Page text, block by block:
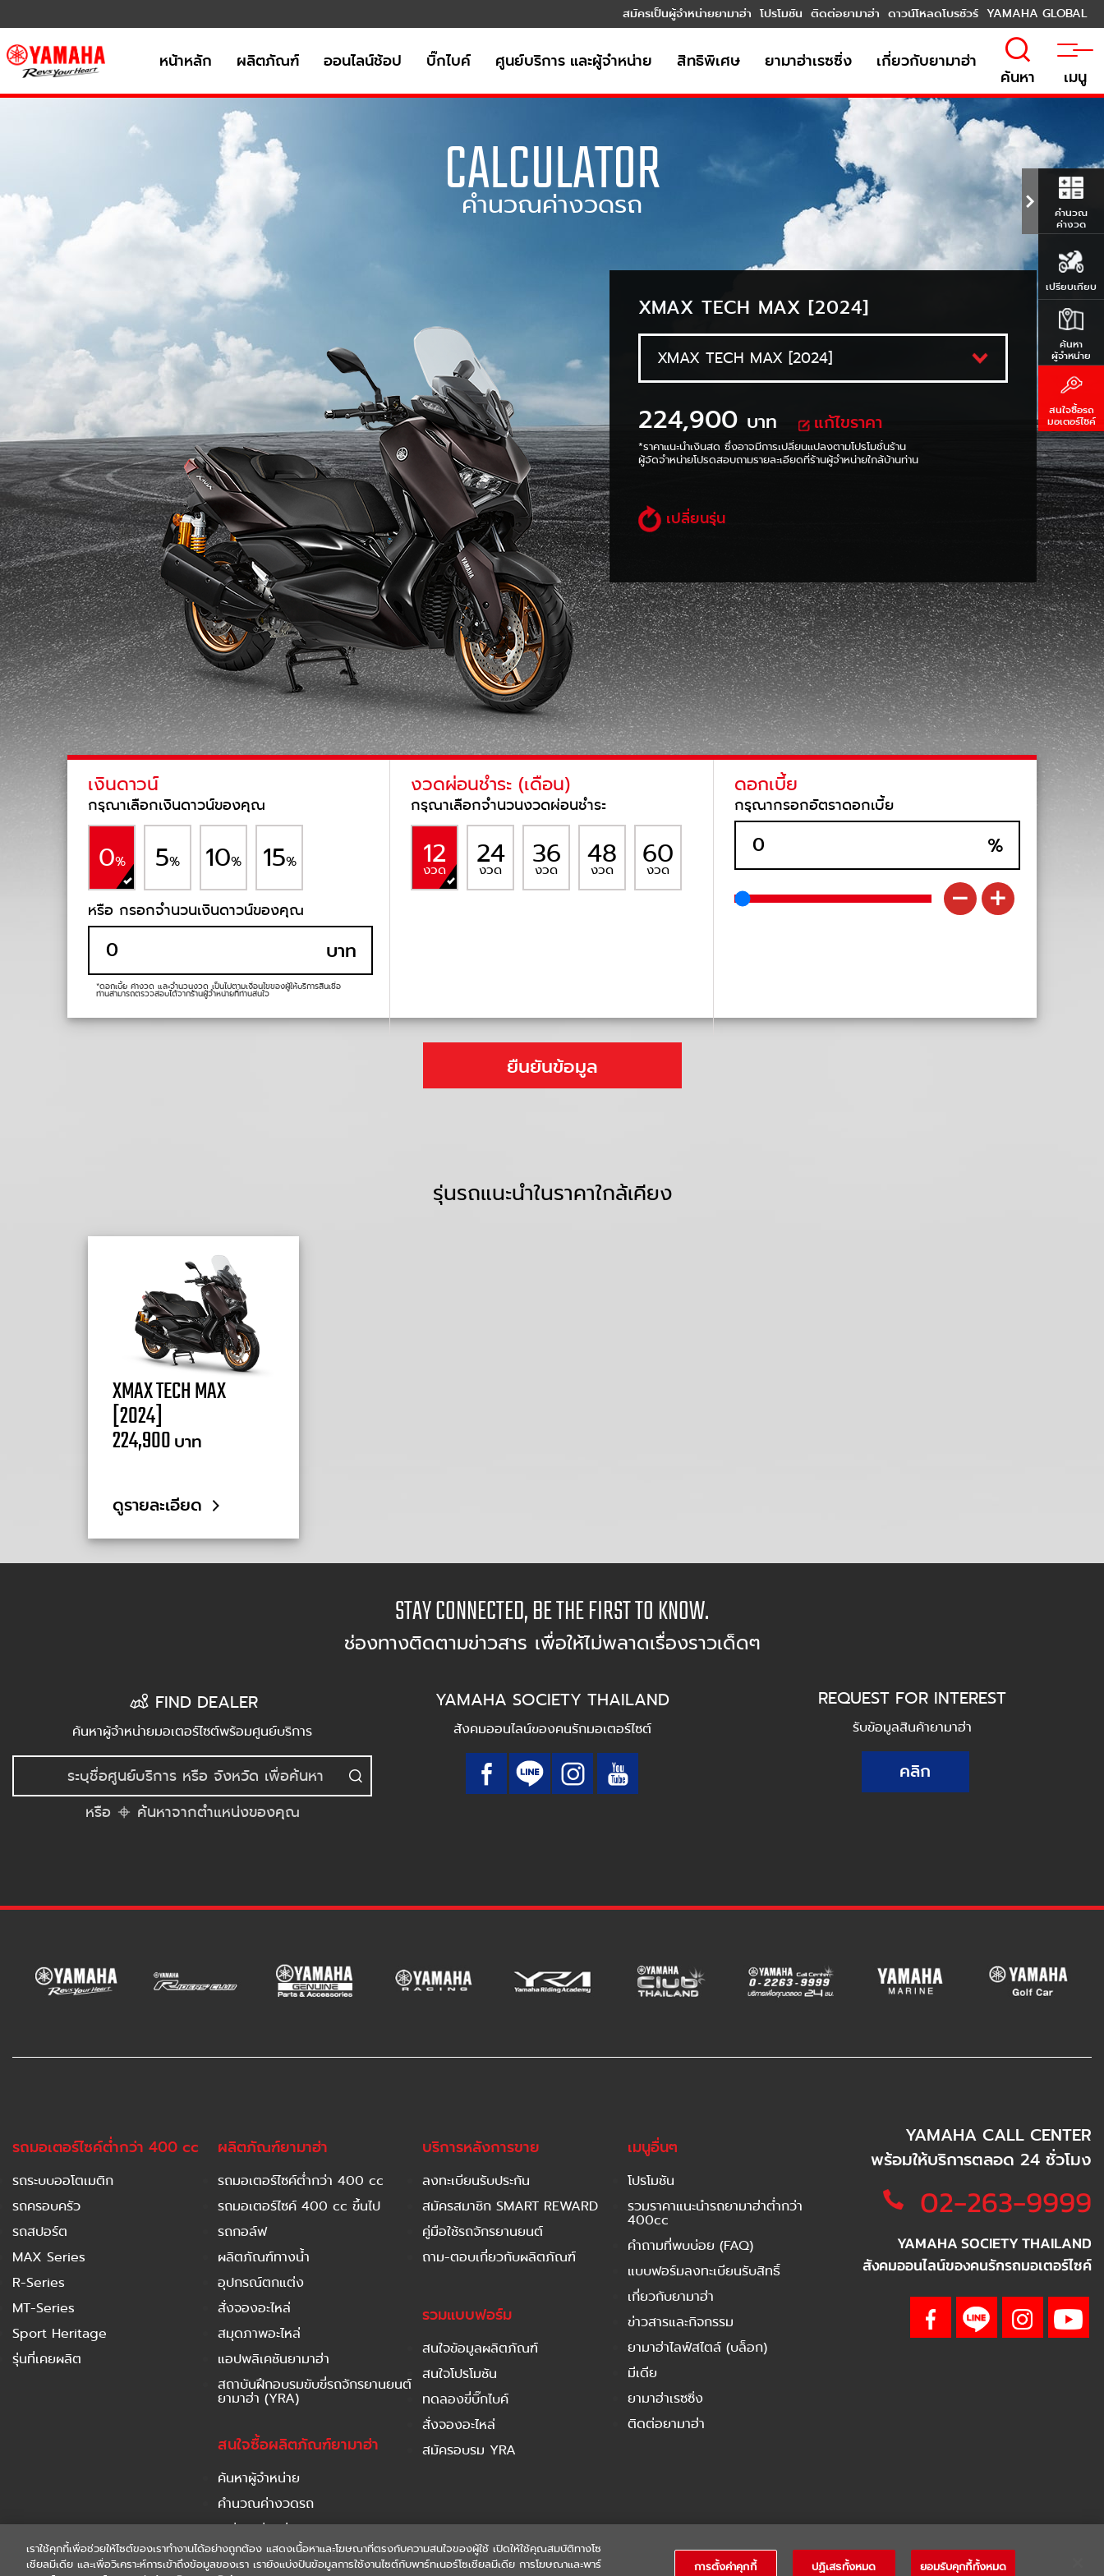
สมัครเป็นผู้จำหน่ายยามาฮ่า โปรโมชัน ติดต่อยามาฮ่า ดาวน์โหลดโบรชัวร์ YAMAHA GLOBAL
หน้าหลัก ผลิตภัณฑ์ ออนไลน์ช้อป บิ๊กไบค์ ศูนย์บริการ และผู้จำหน่าย สิทธิพิเศษ ยามาฮ่าเรซซิ่ง เกี่ยวกับยามาฮ่า
ค้นหา เมนู
CALCULATOR
คำนวณค่างวดรถ
XMAX TECH MAX [2024]
224,900 บาท แก้ไขราคา
*ราคาแนะนำเงินสด ซึ่งอาจมีการเปลี่ยนแปลงตามโปรโมชั่นร้าน
ผู้จัดจำหน่ายโปรดสอบถามรายละเอียดที่ร้านผู้จำหน่ายใกล้บ้านท่าน
เปลี่ยนรุ่น
เงินดาวน์
กรุณาเลือกเงินดาวน์ของคุณ
0% 5% 10% 15%
หรือ กรอกจำนวนเงินดาวน์ของคุณ
บาท
*ดอกเบี้ย ค่างวด และจำนวนงวด เป็นไปตามเงื่อนไขของผู้ให้บริการสินเชื่อ
ท่านสามารถตรวจสอบได้จากร้านผู้จำหน่ายที่ท่านสนใจ
งวดผ่อนชำระ (เดือน)
กรุณาเลือกจำนวนงวดผ่อนชำระ
12
งวด 24
งวด 36
งวด 48
งวด 60
งวด
ดอกเบี้ย
กรุณากรอกอัตราดอกเบี้ย
%
ยืนยันข้อมูล
รุ่นรถแนะนำในราคาใกล้เคียง
XMAX TECH MAX
[2024]
224,900 บาท
ดูรายละเอียด
STAY CONNECTED, BE THE FIRST TO KNOW.
ช่องทางติดตามข่าวสาร เพื่อให้ไม่พลาดเรื่องราวเด็ดๆ
FIND DEALER
ค้นหาผู้จำหน่ายมอเตอร์ไซต์พร้อมศูนย์บริการ
หรือ ค้นหาจากตำแหน่งของคุณ
REQUEST FOR INTEREST
รับข้อมูลสินค้ายามาฮ่า
คลิก
YAMAHA SOCIETY THAILAND
สังคมออนไลน์ของคนรักมอเตอร์ไซต์
รถมอเตอร์ไซค์ต่ำกว่า 400 cc
รถระบบออโตเมติก
รถครอบครัว
รถสปอร์ต
MAX Series
R-Series
MT-Series
Sport Heritage
รุ่นที่เคยผลิต
ผลิตภัณฑ์ยามาฮ่า
รถมอเตอร์ไซค์ต่ำกว่า 400 cc
รถมอเตอร์ไซค์ 400 cc ขึ้นไป
รถกอล์ฟ
ผลิตภัณฑ์ทางน้ำ
อุปกรณ์ตกแต่ง
สั่งจองอะไหล่
สมุดภาพอะไหล่
แอปพลิเคชันยามาฮ่า
สถาบันฝึกอบรมขับขี่รถจักรยานยนต์
ยามาฮ่า (YRA)
สนใจซื้อผลิตภัณฑ์ยามาฮ่า
ค้นหาผู้จำหน่าย
คำนวณค่างวดรถ
เปรียบเทียบรุ่นรถ
ดาวน์โหลดโบรชัวร์
บริการหลังการขาย
ลงทะเบียนรับประกัน
สมัครสมาชิก SMART REWARD
คู่มือใช้รถจักรยานยนต์
ถาม-ตอบเกี่ยวกับผลิตภัณฑ์
รวมแบบฟอร์ม
สนใจข้อมูลผลิตภัณฑ์
สนใจโปรโมชัน
ทดลองขี่บิ๊กไบค์
สั่งจองอะไหล่
สมัครอบรม YRA
เมนูอื่นๆ
โปรโมชัน
รวมราคาแนะนำรถยามาฮ่าต่ำกว่า
400cc
คำถามที่พบบ่อย (FAQ)
แบบฟอร์มลงทะเบียนรับสิทธิ์
เกี่ยวกับยามาฮ่า
ข่าวสารและกิจกรรม
ยามาฮ่าไลฟ์สไตล์ (บล็อก)
มีเดีย
ยามาฮ่าเรซซิ่ง
ติดต่อยามาฮ่า
YAMAHA CALL CENTER
พร้อมให้บริการตลอด 24 ชั่วโมง
02-263-9999
YAMAHA SOCIETY THAILAND
สังคมออนไลน์ของคนรักรถมอเตอร์ไซค์
คำนวณ
ค่างวด
เปรียบเทียบ
ค้นหา
ผู้จำหน่าย
สนใจซื้อรถ
มอเตอร์ไซค์
เราใช้คุกกี้เพื่อช่วยให้ไซต์ของเราทำงานได้อย่างถูกต้อง แสดงเนื้อหาและโฆษณาที่ตรงกับความสนใจของผู้ใช้ เปิดให้ใช้คุณสมบัติทางโซ
เชียลมีเดีย และเพื่อวิเคราะห์การเข้าถึงข้อมูลของเรา เรายังแบ่งปันข้อมูลการใช้งานไซต์กับพาร์ทเนอร์โซเชียลมีเดีย การโฆษณาและพาร์
การตั้งค่าคุกกี้ ปฏิเสธทั้งหมด ยอมรับคุกกี้ทั้งหมด